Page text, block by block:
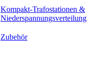
Kompakt-Trafostationen &
Niederspannungsverteilung
Zubehör